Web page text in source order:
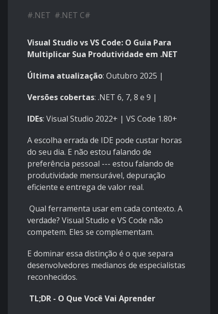
#.NET #.NET C#
Visual Studio vs VS Code: O Guia Para
Multiplicar Sua Produtividade em .NET
Última atualização: Outubro 2025 |
Versões cobertas: .NET 6, 7, 8 e 9 |
IDEs: Visual Studio 2022+ | VS Code 1.80+
A escolha errada de IDE pode custar horas
do seu dia. E não estou falando de
preferência pessoal --- estou falando de
produtividade mensurável, depuração
eficiente e entrega de valor real.
Qual ferramenta usar em cada contexto. A
verdade? Visual Studio e VS Code não
competem. Eles se complementam.
E dominar essa distinção é o que separa
desenvolvedores medianos de especialistas
reconhecidos.
TL;DR - O Que Você Vai Aprender